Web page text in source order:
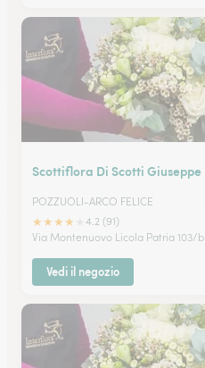
Scottiflora Di Scotti Giuseppe
POZZUOLI-ARCO FELICE
★★★★
4.2 (91)
Via Montenuovo Licola Patria 103/b
Vedi il negozio